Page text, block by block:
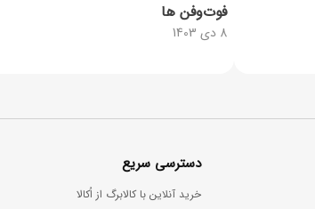
8 دی 1403
فوت‌وفن ها
دسترسی سریع
خرید آنلاین با کالابرگ از اُکالا